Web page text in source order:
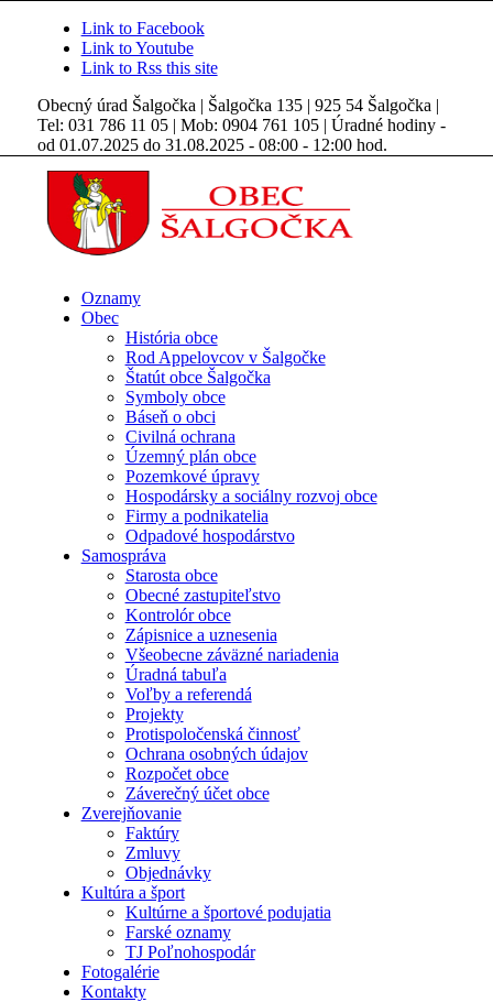
Link to Facebook
Link to Youtube
Link to Rss this site
Obecný úrad Šalgočka | Šalgočka 135 | 925 54 Šalgočka |
Tel: 031 786 11 05 | Mob: 0904 761 105 | Úradné hodiny -
od 01.07.2025 do 31.08.2025 - 08:00 - 12:00 hod.
Oznamy
Obec
História obce
Rod Appelovcov v Šalgočke
Štatút obce Šalgočka
Symboly obce
Báseň o obci
Civilná ochrana
Územný plán obce
Pozemkové úpravy
Hospodársky a sociálny rozvoj obce
Firmy a podnikatelia
Odpadové hospodárstvo
Samospráva
Starosta obce
Obecné zastupiteľstvo
Kontrolór obce
Zápisnice a uznesenia
Všeobecne záväzné nariadenia
Úradná tabuľa
Voľby a referendá
Projekty
Protispoločenská činnosť
Ochrana osobných údajov
Rozpočet obce
Záverečný účet obce
Zverejňovanie
Faktúry
Zmluvy
Objednávky
Kultúra a šport
Kultúrne a športové podujatia
Farské oznamy
TJ Poľnohospodár
Fotogalérie
Kontakty